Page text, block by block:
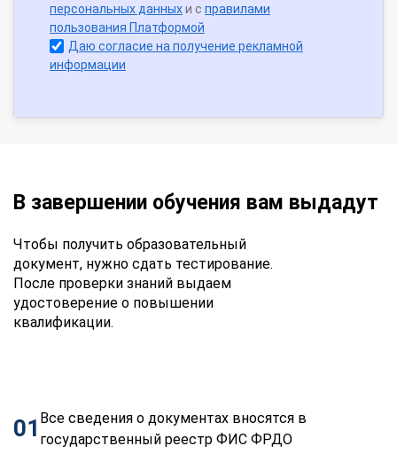
персональных данныхи с правилами
пользования Платформой
Даю согласие на получение рекламной
информации
В завершении обучения вам выдадут
Чтобы получить образовательный
документ, нужно сдать тестирование.
После проверки знаний выдаем
удостоверение о повышении
квалификации.
01 Все сведения о документах вносятся в
государственный реестр ФИС ФРДО